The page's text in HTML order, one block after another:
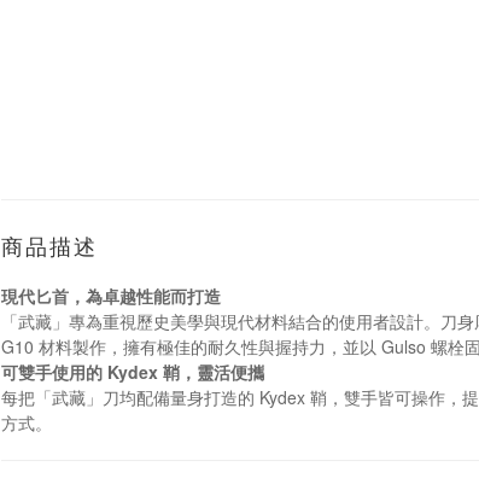
商品描述
現代匕首，為卓越性能而打造
「武藏」專為重視歷史美學與現代材料結合的使用者設計。刀
G10 材料製作，擁有極佳的耐久性與握持力，並以 Gulso 螺栓
可雙手使用的 Kydex 鞘，靈活便攜
每把「武藏」刀均配備量身打造的 Kydex 鞘，雙手皆可操作，
方式。